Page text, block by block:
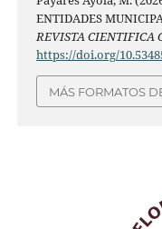
ENTIDADES
REVISTA CIENTIFICA
https://doi.org/
MÁS FORMATOS